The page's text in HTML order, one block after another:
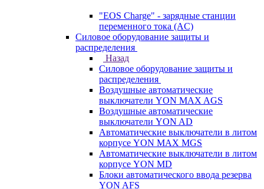
"EOS Charge" - зарядные станции
переменного тока (AC)
Силовое оборудование защиты и
распределения
Назад
Силовое оборудование защиты и
распределения
Воздушные автоматические
выключатели YON MAX AGS
Воздушные автоматические
выключатели YON AD
Автоматические выключатели в литом
корпусе YON MAX MGS
Автоматические выключатели в литом
корпусе YON MD
Блоки автоматического ввода резерва
YON AFS